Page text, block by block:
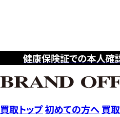
健康保険証での本人確
買取トップ初めての方へ 買